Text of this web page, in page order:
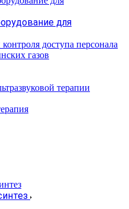
для
доступа персонала
газов
терапии